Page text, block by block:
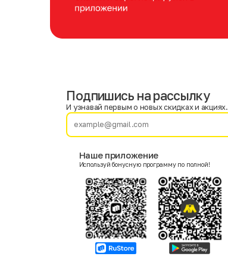
Фамилия
Женский
Согласие на получение чеков по электронной почте
Подпишись на рассылку
И узнавай первым о новых скидках и акциях.
Наше приложение
Используй бонусную программу по полной!